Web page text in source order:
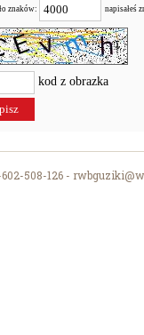
znaków: napisałeś
kod z obrazka
508-126 -